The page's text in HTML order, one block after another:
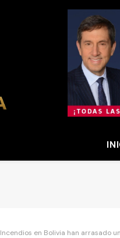
Incendios en Bolivia han arrasado